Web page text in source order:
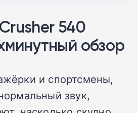
540
обзор
и спортсмены,
звук,